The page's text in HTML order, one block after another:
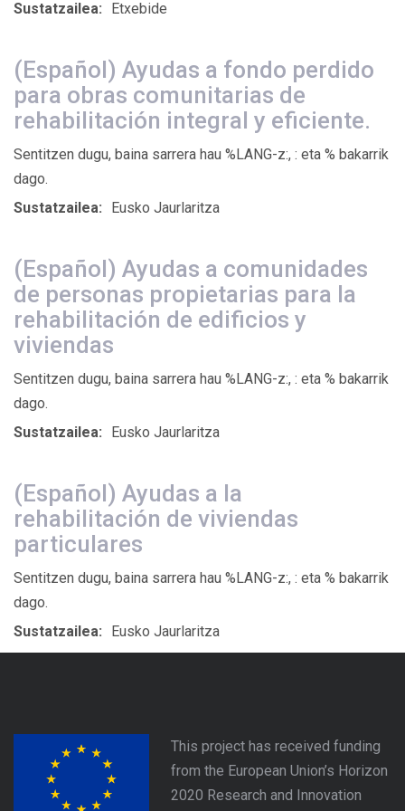
Sustatzailea:
Etxebide
(Español) Ayudas a fondo perdido
para obras comunitarias de
rehabilitación integral y eficiente.
Sentitzen dugu, baina sarrera hau %LANG-z:, : eta % bakarrik
dago.
Sustatzailea:
Eusko Jaurlaritza
(Español) Ayudas a comunidades
de personas propietarias para la
rehabilitación de edificios y
viviendas
Sentitzen dugu, baina sarrera hau %LANG-z:, : eta % bakarrik
dago.
Sustatzailea:
Eusko Jaurlaritza
(Español) Ayudas a la
rehabilitación de viviendas
particulares
Sentitzen dugu, baina sarrera hau %LANG-z:, : eta % bakarrik
dago.
Sustatzailea:
Eusko Jaurlaritza
This project has received funding
from the European Union’s Horizon
2020 Research and Innovation